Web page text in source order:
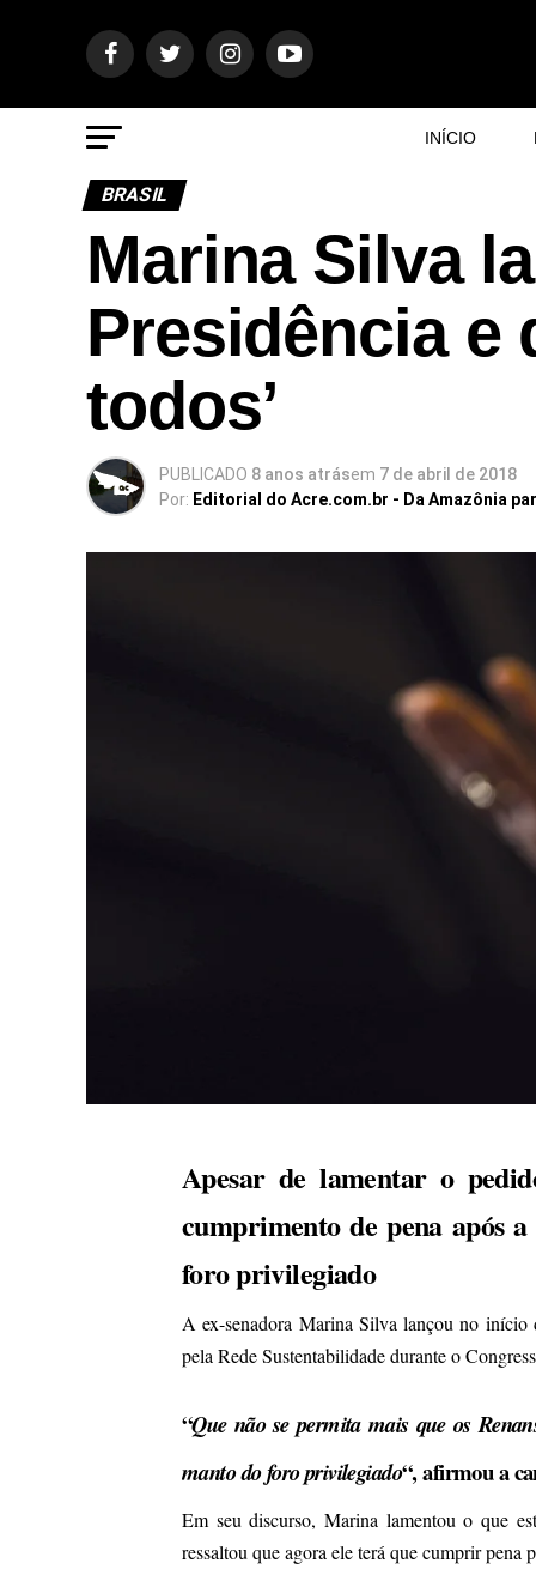
INÍCIO
BRASIL
Marina Silva
Presidência e
todos’
PUBLICADO 8 anos atrásem 7 de abril de 2018
Por: Editorial do Acre.com.br - Da Amazônia
Apesar de lamentar o
cumprimento de pena após
foro privilegiado
A ex-senadora Marina Silva lançou no início
pela Rede Sustentabilidade durante o
“Que não se permita mais que os
manto do foro privilegiado“, afirmou a
Em seu discurso, Marina lamentou o que
ressaltou que agora ele terá que cumprir pena